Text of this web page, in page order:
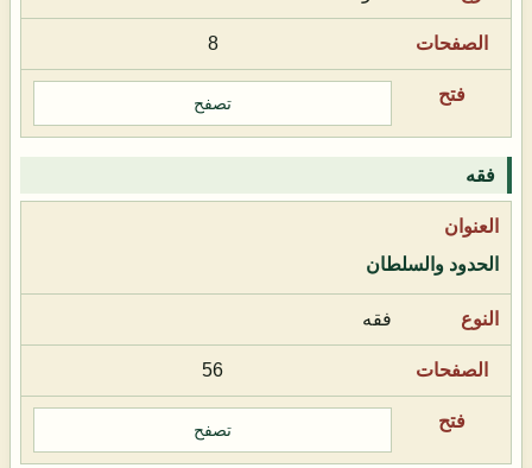
8
تصفح
فقه
الحدود والسلطان
فقه
56
تصفح